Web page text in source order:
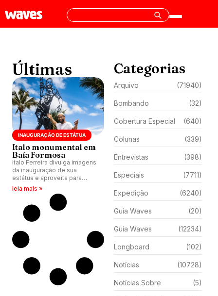
Últimas
INAUGURAÇÃO DE ESTÁTUA
Italo monumental em
Baía Formosa
Italo Ferreira divulga imagens
da inauguração de sua
estátua e aproveita para
treinar a mil em Baía Formosa
leia mais »
Categorias
Arquivo (71940)
Bombando (32)
Cobertura Especial (640)
Colunas (339)
Entrevistas (398)
Especiais (7711)
Expedição (6240)
Guia Waves (20)
Guia Waves (12234)
Longboard (102)
Notícias (10728)
Notícias Sobre (5)